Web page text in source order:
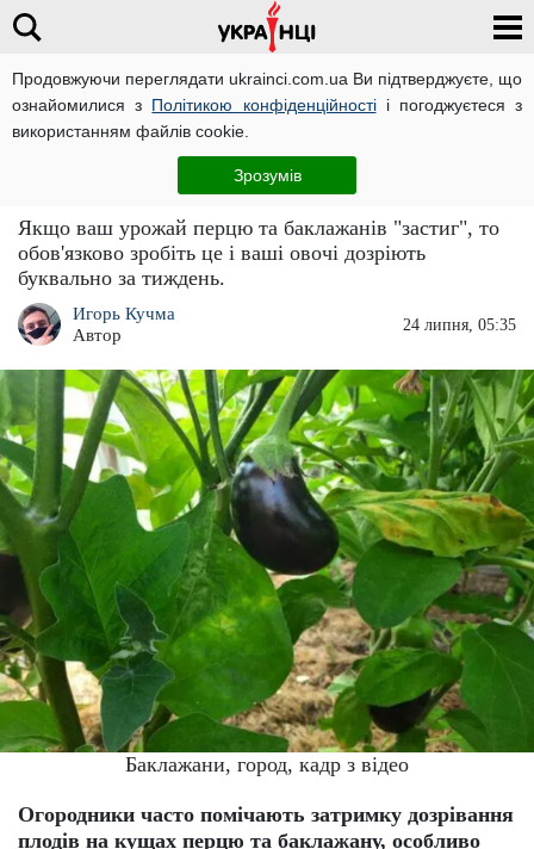
Продовжуючи переглядати ukrainci.com.ua Ви підтверджуєте, що
ознайомилися з Політикою конфіденційностіі погоджуєтеся з
використанням файлів cookie.
Зрозумів
Новини
Як прискорити зростання баклажанів та
перців: урожай дозріє за лічені дні
Якщо ваш урожай перцю та баклажанів "застиг", то
обов'язково зробіть це і ваші овочі дозріють
буквально за тиждень.
Игорь Кучма
Автор
24 липня, 05:35
Баклажани, город, кадр з відео
Огородники часто помічають затримку дозрівання
плодів на кущах перцю та баклажану, особливо